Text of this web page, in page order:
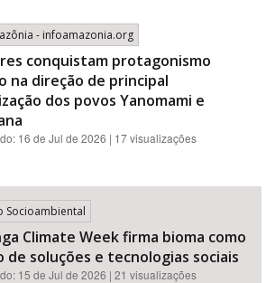
- infoamazonia.org
conquistam protagonismo
na direção de principal
dos povos Yanomami e
16 de Jul de 2026 | 17 visualizações
Socioambiental
Climate Week firma bioma como
de soluções e tecnologias sociais
15 de Jul de 2026 | 21 visualizações